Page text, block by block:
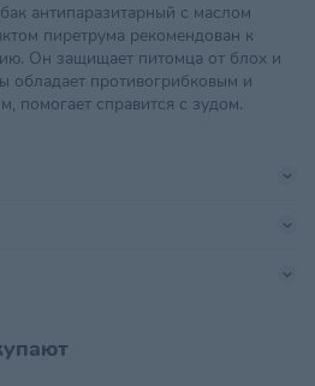
300 мл
Гербик
ООО "ЭкоВетКом"
антипаразитарный с маслом
пиретрума рекомендован к
Он защищает питомца от блох и
обладает противогрибковым и
помогает справится с зудом.